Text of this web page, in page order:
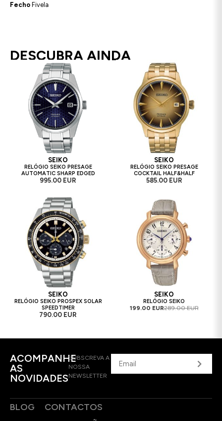
Fecho Fivela
DESCUBRA AINDA
SEIKO
RELÓGIO SEIKO PRESAGE
AUTOMATIC SHARP EDGED
995.00 EUR
SEIKO
RELÓGIO SEIKO PRESAGE
COCKTAIL HALF&HALF
585.00 EUR
SEIKO
RELÓGIO SEIKO PROSPEX SOLAR
SPEEDTIMER
790.00 EUR
SEIKO
RELÓGIO SEIKO
199.00 EUR289.00 EUR
ACOMPANHE
AS
NOVIDADES
SUBSCREVA A
NOSSA
NEWSLETTER
BLOG
CONTACTOS